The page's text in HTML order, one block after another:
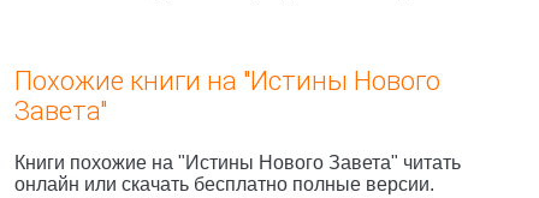
Похожие книги на "Истины Нового
Завета"
Книги похожие на "Истины Нового Завета" читать
онлайн или скачать бесплатно полные версии.